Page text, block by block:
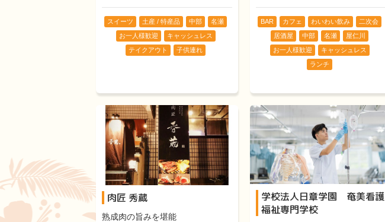
スイーツ 土産 / 特産品 中部
名瀬
お一人様歓迎
キャッシュレス
テイクアウト
子供連れ
BAR カフェ わいわい飲み
二次会
居酒屋
中部 名瀬
屋仁川
お一人様歓迎
キャッシュレス
ランチ
肉匠 秀蔵
熟成肉の旨みを堪能
学校法人日章学園 奄美看護
福祉専門学校